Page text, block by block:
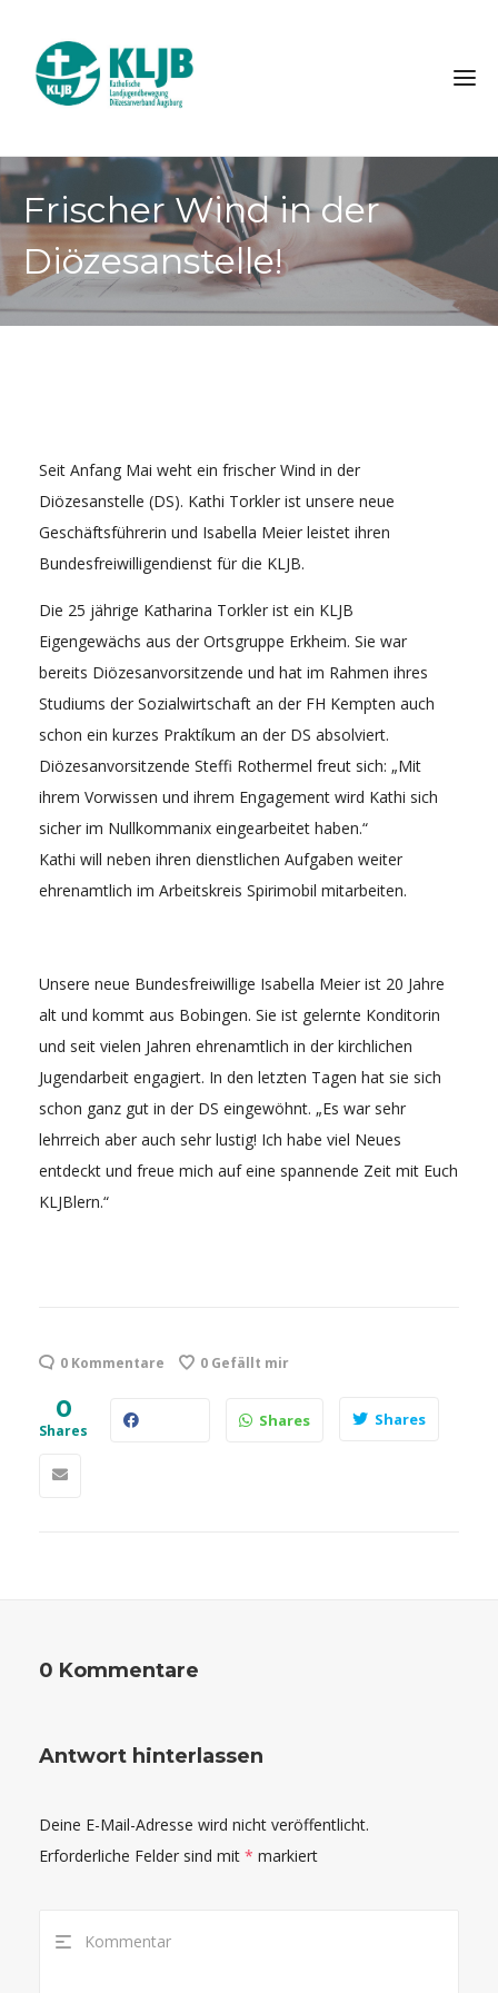
Frischer Wind in der
Diözesanstelle!
Seit Anfang Mai weht ein frischer Wind in der
Diözesanstelle (DS). Kathi Torkler ist unsere neue
Geschäftsführerin und Isabella Meier leistet ihren
Bundesfreiwilligendienst für die KLJB.
Die 25 jährige Katharina Torkler ist ein KLJB
Eigengewächs aus der Ortsgruppe Erkheim. Sie war
bereits Diözesanvorsitzende und hat im Rahmen ihres
Studiums der Sozialwirtschaft an der FH Kempten auch
schon ein kurzes Praktíkum an der DS absolviert.
Diözesanvorsitzende Steffi Rothermel freut sich: „Mit
ihrem Vorwissen und ihrem Engagement wird Kathi sich
sicher im Nullkommanix eingearbeitet haben.“
Kathi will neben ihren dienstlichen Aufgaben weiter
ehrenamtlich im Arbeitskreis Spirimobil mitarbeiten.
Unsere neue Bundesfreiwillige Isabella Meier ist 20 Jahre
alt und kommt aus Bobingen. Sie ist gelernte Konditorin
und seit vielen Jahren ehrenamtlich in der kirchlichen
Jugendarbeit engagiert. In den letzten Tagen hat sie sich
schon ganz gut in der DS eingewöhnt. „Es war sehr
lehrreich aber auch sehr lustig! Ich habe viel Neues
entdeckt und freue mich auf eine spannende Zeit mit Euch
KLJBlern.“
0 Kommentare 0 Gefällt mir
0
Shares
Shares Shares
0 Kommentare
Antwort hinterlassen
Deine E-Mail-Adresse wird nicht veröffentlicht.
Erforderliche Felder sind mit * markiert